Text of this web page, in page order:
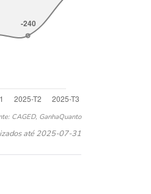
CAGED, GanhaQuanto
até 2025-07-31